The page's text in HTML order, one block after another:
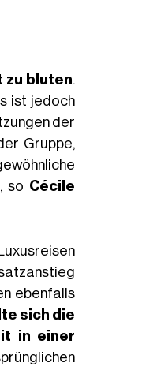
zu bluten.
ist jedoch
der
Gruppe,
so Cécile
ebenfalls
sich die
in einer